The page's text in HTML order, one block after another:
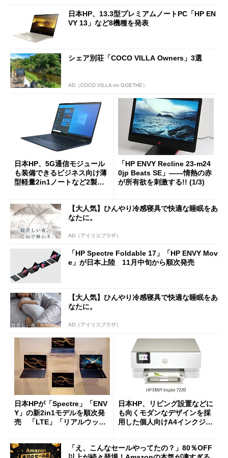
日本HP、13.3型プレミアムノートPC「HP EN
VY 13」など8機種を発表
シェア別荘「COCO VILLA Owners」3選
AD（COCO VILLA on GOETHE）
日本HP、5G通信モジュール
も装備できるビジネス向け薄
型軽量2in1ノートなど2製品
「HP ENVY Recline 23-m24
0jp Beats SE」――情熱の赤
が所有欲を刺激する!! (1/3)
【大人気】ひんやり冷感寝具で快適な睡眠をあ
なたに。
AD（アイリスプラザ）
「HP Spectre Foldable 17」「HP ENVY Mov
e」が日本上陸 11月中旬から順次発売
【大人気】ひんやり冷感寝具で快適な睡眠をあ
なたに。
AD（アイリスプラザ）
日本HPが「Spectre」「ENV
Y」の新2in1モデルを順次発
売 「LTE」「リアルウッ
日本HP、リビング設置などに
も向くモダンなデザインを採
用した個人向けA4インクジェ
「え、こんなセールやってたの？」80％OFF